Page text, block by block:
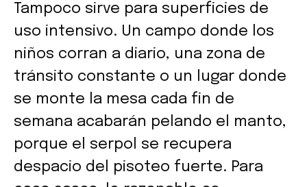
Tampoco sirve para superficies de
uso intensivo. Un campo donde los
niños corran a diario, una zona de
tránsito constante o un lugar donde
se monte la mesa cada fin de
semana acabarán pelando el manto,
porque el serpol se recupera
despacio del pisoteo fuerte. Para